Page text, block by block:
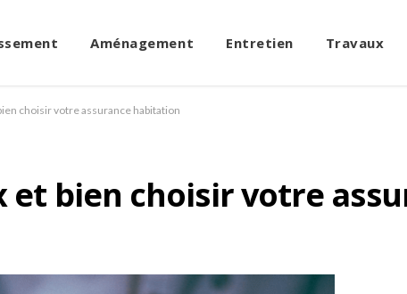
Aménagement Entretien Travaux
choisir votre assurance habitation
et bien choisir votre